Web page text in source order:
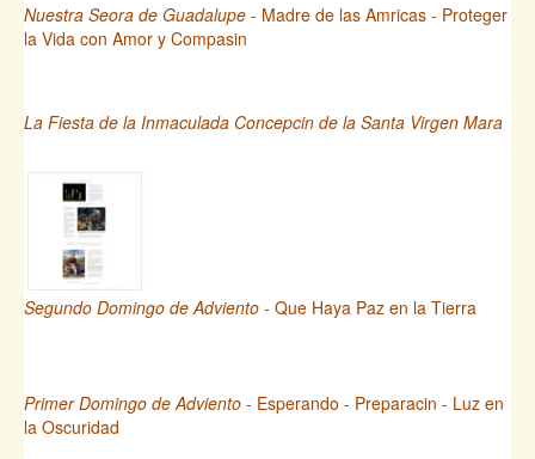
Nuestra Seora de Guadalupe - Madre de las Amricas - Proteger
la Vida con Amor y Compasin
La Fiesta de la Inmaculada Concepcin de la Santa Virgen Mara
Segundo Domingo de Adviento - Que Haya Paz en la Tierra
Primer Domingo de Adviento - Esperando - Preparacin - Luz en
la Oscuridad